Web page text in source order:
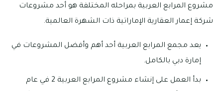
مشروع المرابع العربية بمراحله المختلفة هو أحد مشروعات
شركة إعمار العقارية الإماراتية ذات الشهرة العالمية.
يعد مجمع المرابع العربية أحد أهم وأفضل المشروعات في
إمارة دبي بالكامل.
بدأ العمل على إنشاء مشروع المرابع العربية 2 في عام